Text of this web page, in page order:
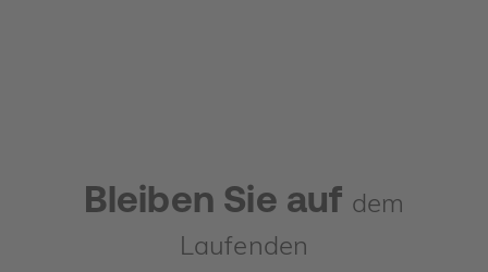
Bleiben Sie auf dem
Laufenden